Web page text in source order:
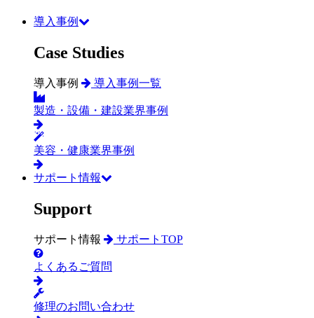
導入事例
Case Studies
導入事例 導入事例一覧
製造・設備・建設業界事例
美容・健康業界事例
サポート情報
Support
サポート情報 サポートTOP
よくあるご質問
修理のお問い合わせ